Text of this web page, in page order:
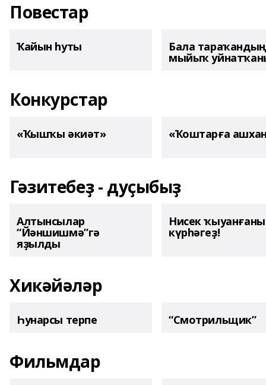
Повестар
Ҡайын һуты Бала тараҡандың
мыйыҡ
Конкурстар
«Ҡышҡы әкиәт» «Ҡоштарға
Гәзитебеҙ - дуҫыбыҙ
Алтынсылар
“Йәншишмә”гә
яҙылды
Нисек
күрһәгеҙ!
Хикәйәләр
Һунарсы терпе “Смотрильщик”
Фильмдар